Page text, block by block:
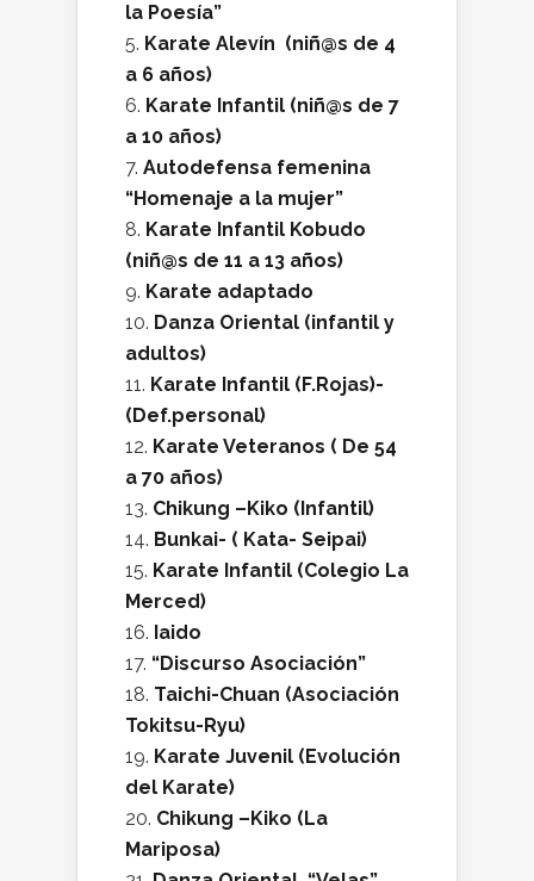
la Poesía”
Karate Alevín (niñ@s de 4
a 6 años)
Karate Infantil (niñ@s de 7
a 10 años)
Autodefensa femenina
“Homenaje a la mujer”
Karate Infantil Kobudo
(niñ@s de 11 a 13 años)
Karate adaptado
Danza Oriental (infantil y
adultos)
Karate Infantil (F.Rojas)-
(Def.personal)
Karate Veteranos ( De 54
a 70 años)
Chikung –Kiko (Infantil)
Bunkai- ( Kata- Seipai)
Karate Infantil (Colegio La
Merced)
Iaido
“Discurso Asociación”
Taichi-Chuan (Asociación
Tokitsu-Ryu)
Karate Juvenil (Evolución
del Karate)
Chikung –Kiko (La
Mariposa)